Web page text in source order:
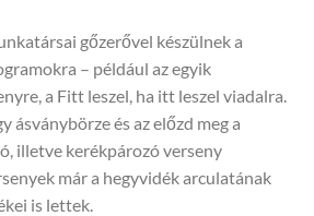
gőzerővel készülnek a
– például az egyik
a Fitt leszel, ha itt leszel viadalra.
ásványbörze és az előzd meg a
illetve kerékpározó verseny
már a hegyvidék arculatának
is lettek.